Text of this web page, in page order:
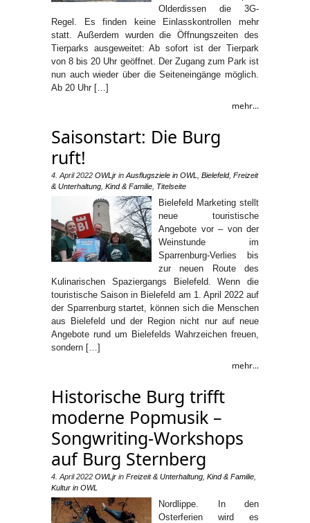
Olderdissen die 3G-
Regel. Es finden keine Einlasskontrollen mehr
statt. Außerdem wurden die Öffnungszeiten des
Tierparks ausgeweitet: Ab sofort ist der Tierpark
von 8 bis 20 Uhr geöffnet. Der Zugang zum Park ist
nun auch wieder über die Seiteneingänge möglich.
Ab 20 Uhr […]
mehr...
Saisonstart: Die Burg
ruft!
4. April 2022 OWLjr in Ausflugsziele in OWL Bielefeld, Freizeit
& Unterhaltung Kind & Familie Titelseite
Bielefeld Marketing stellt
neue touristische
Angebote vor – von der
Weinstunde im
Sparrenburg-Verlies bis
zur neuen Route des
Kulinarischen Spaziergangs Bielefeld. Wenn die
touristische Saison in Bielefeld am 1. April 2022 auf
der Sparrenburg startet, können sich die Menschen
aus Bielefeld und der Region nicht nur auf neue
Angebote rund um Bielefelds Wahrzeichen freuen,
sondern […]
mehr...
Historische Burg trifft
moderne Popmusik –
Songwriting-Workshops
auf Burg Sternberg
4. April 2022 OWLjr in Freizeit & Unterhaltung Kind & Familie
Kultur in OWL
Nordlippe. In den
Osterferien wird es